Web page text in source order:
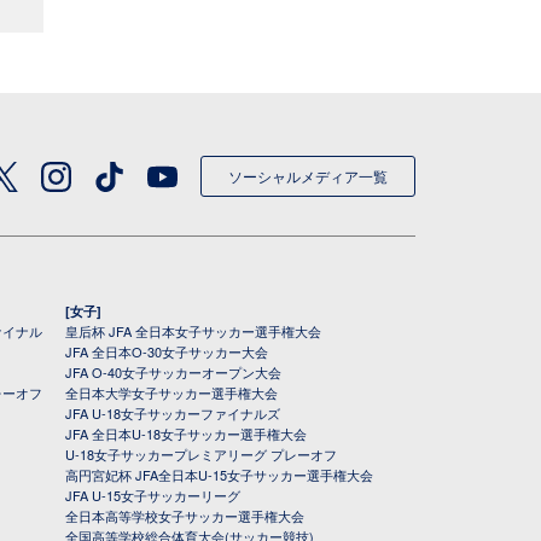
ソーシャルメディア一覧
ナル
オフ
[女子]
皇后杯 JFA 全日本女子サッカー選手権大会
JFA 全日本O-30女子サッカー大会
JFA O-40女子サッカーオープン大会
全日本大学女子サッカー選手権大会
JFA U-18女子サッカーファイナルズ
JFA 全日本U-18女子サッカー選手権大会
U-18女子サッカープレミアリーグ プレーオフ
高円宮妃杯 JFA全日本U-15女子サッカー選手権大会
JFA U-15女子サッカーリーグ
全日本高等学校女子サッカー選手権大会
全国高等学校総合体育大会(サッカー競技)